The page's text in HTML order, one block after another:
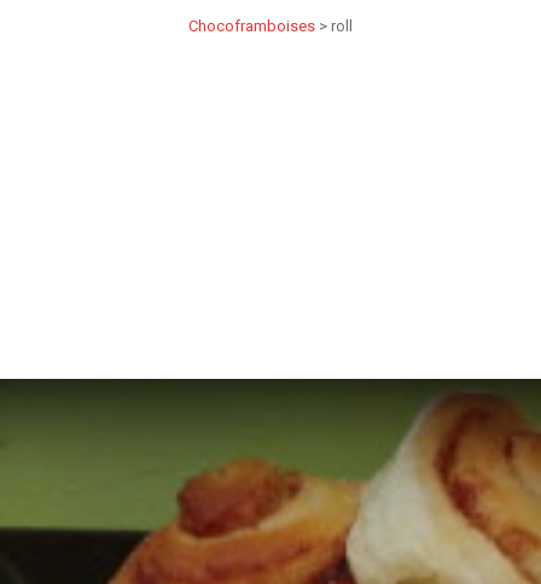
Chocoframboises > roll